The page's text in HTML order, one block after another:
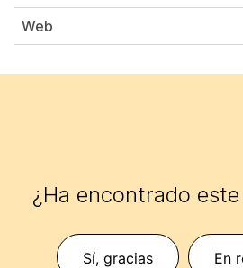
Web
¿Ha encontrado
Sí, gracias En